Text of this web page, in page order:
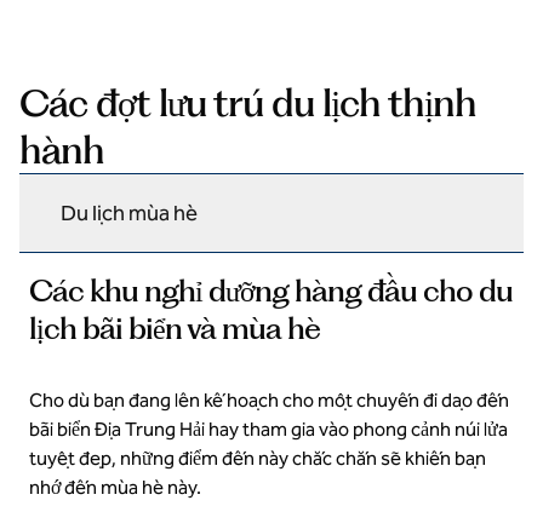
Các đợt lưu trú du lịch thịnh
hành
Du lịch mùa hè
Các khu nghỉ dưỡng hàng đầu cho du
lịch bãi biển và mùa hè
Khu nghỉ dưỡng hòa nhập Domes Aulus Elounda, Bộ Curio
Collection by Hilton
Cho dù bạn đang lên kế hoạch cho một chuyến đi dạo đến
bãi biển Địa Trung Hải hay tham gia vào phong cảnh núi lửa
tuyệt đẹp, những điểm đến này chắc chắn sẽ khiến bạn
nhớ đến mùa hè này.